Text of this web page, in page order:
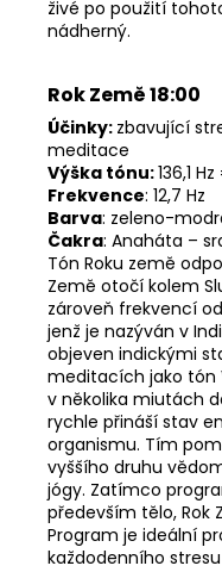
živé po použití
nádherný.
Rok Země 18:00
Účinky: zbavující
meditace
Výška tónu:136,1
Frekvence: 12,7 Hz
Barva: zeleno-
Čakra: Anaháta –
Tón Roku země
Země otočí kolem
zároveň frekvencí
jenž je nazýván v
objeven indickými
meditacích jako tón
v několika miutách
rychle přináší stav
organismu. Tím
vyššího druhu
jógy. Zatímco
především tělo, Rok
Program je ideální
každodenního